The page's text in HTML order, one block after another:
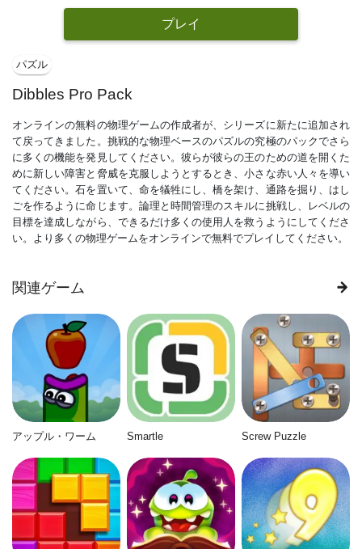
プレイ
パズル
Dibbles Pro Pack
オンラインの無料の物理ゲームの作成者が、シリーズに新たに追加され
て戻ってきました。挑戦的な物理ベースのパズルの究極のパックでさら
に多くの機能を発見してください。彼らが彼らの王のための道を開くた
めに新しい障害と脅威を克服しようとするとき、小さな赤い人々を導い
てください。石を置いて、命を犠牲にし、橋を架け、通路を掘り、はし
ごを作るように命じます。論理と時間管理のスキルに挑戦し、レベルの
目標を達成しながら、できるだけ多くの使用人を救うようにしてくださ
い。より多くの物理ゲームをオンラインで無料でプレイしてください。
関連ゲーム
アップル・ワーム Smartle Screw Puzzle